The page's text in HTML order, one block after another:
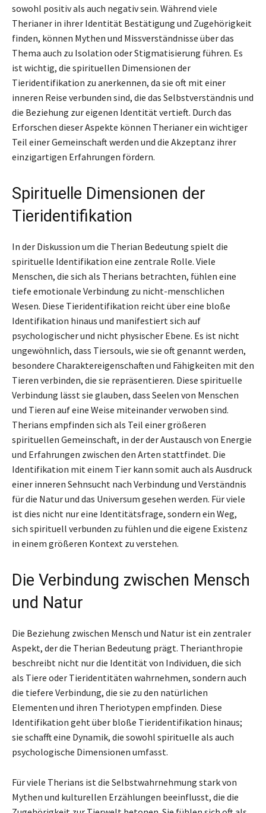
sowohl positiv als auch negativ sein. Während viele
Therianer in ihrer Identität Bestätigung und Zugehörigkeit
finden, können Mythen und Missverständnisse über das
Thema auch zu Isolation oder Stigmatisierung führen. Es
ist wichtig, die spirituellen Dimensionen der
Tieridentifikation zu anerkennen, da sie oft mit einer
inneren Reise verbunden sind, die das Selbstverständnis und
die Beziehung zur eigenen Identität vertieft. Durch das
Erforschen dieser Aspekte können Therianer ein wichtiger
Teil einer Gemeinschaft werden und die Akzeptanz ihrer
einzigartigen Erfahrungen fördern.
Spirituelle Dimensionen der
Tieridentifikation
In der Diskussion um die Therian Bedeutung spielt die
spirituelle Identifikation eine zentrale Rolle. Viele
Menschen, die sich als Therians betrachten, fühlen eine
tiefe emotionale Verbindung zu nicht-menschlichen
Wesen. Diese Tieridentifikation reicht über eine bloße
Identifikation hinaus und manifestiert sich auf
psychologischer und nicht physischer Ebene. Es ist nicht
ungewöhnlich, dass Tiersouls, wie sie oft genannt werden,
besondere Charaktereigenschaften und Fähigkeiten mit den
Tieren verbinden, die sie repräsentieren. Diese spirituelle
Verbindung lässt sie glauben, dass Seelen von Menschen
und Tieren auf eine Weise miteinander verwoben sind.
Therians empfinden sich als Teil einer größeren
spirituellen Gemeinschaft, in der der Austausch von Energie
und Erfahrungen zwischen den Arten stattfindet. Die
Identifikation mit einem Tier kann somit auch als Ausdruck
einer inneren Sehnsucht nach Verbindung und Verständnis
für die Natur und das Universum gesehen werden. Für viele
ist dies nicht nur eine Identitätsfrage, sondern ein Weg,
sich spirituell verbunden zu fühlen und die eigene Existenz
in einem größeren Kontext zu verstehen.
Die Verbindung zwischen Mensch
und Natur
Die Beziehung zwischen Mensch und Natur ist ein zentraler
Aspekt, der die Therian Bedeutung prägt. Therianthropie
beschreibt nicht nur die Identität von Individuen, die sich
als Tiere oder Tieridentitäten wahrnehmen, sondern auch
die tiefere Verbindung, die sie zu den natürlichen
Elementen und ihren Theriotypen empfinden. Diese
Identifikation geht über bloße Tieridentifikation hinaus;
sie schafft eine Dynamik, die sowohl spirituelle als auch
psychologische Dimensionen umfasst.
Für viele Therians ist die Selbstwahrnehmung stark von
Mythen und kulturellen Erzählungen beeinflusst, die die